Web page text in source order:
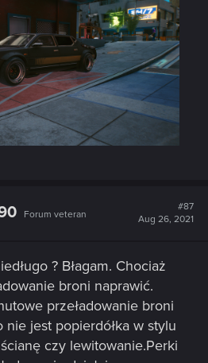
Forum veteran
#87
Aug 26, 2021
? Błagam. Chociaż
broni naprawić.
przeładowanie broni
jest popierdółka w stylu
czy lewitowanie.Perki